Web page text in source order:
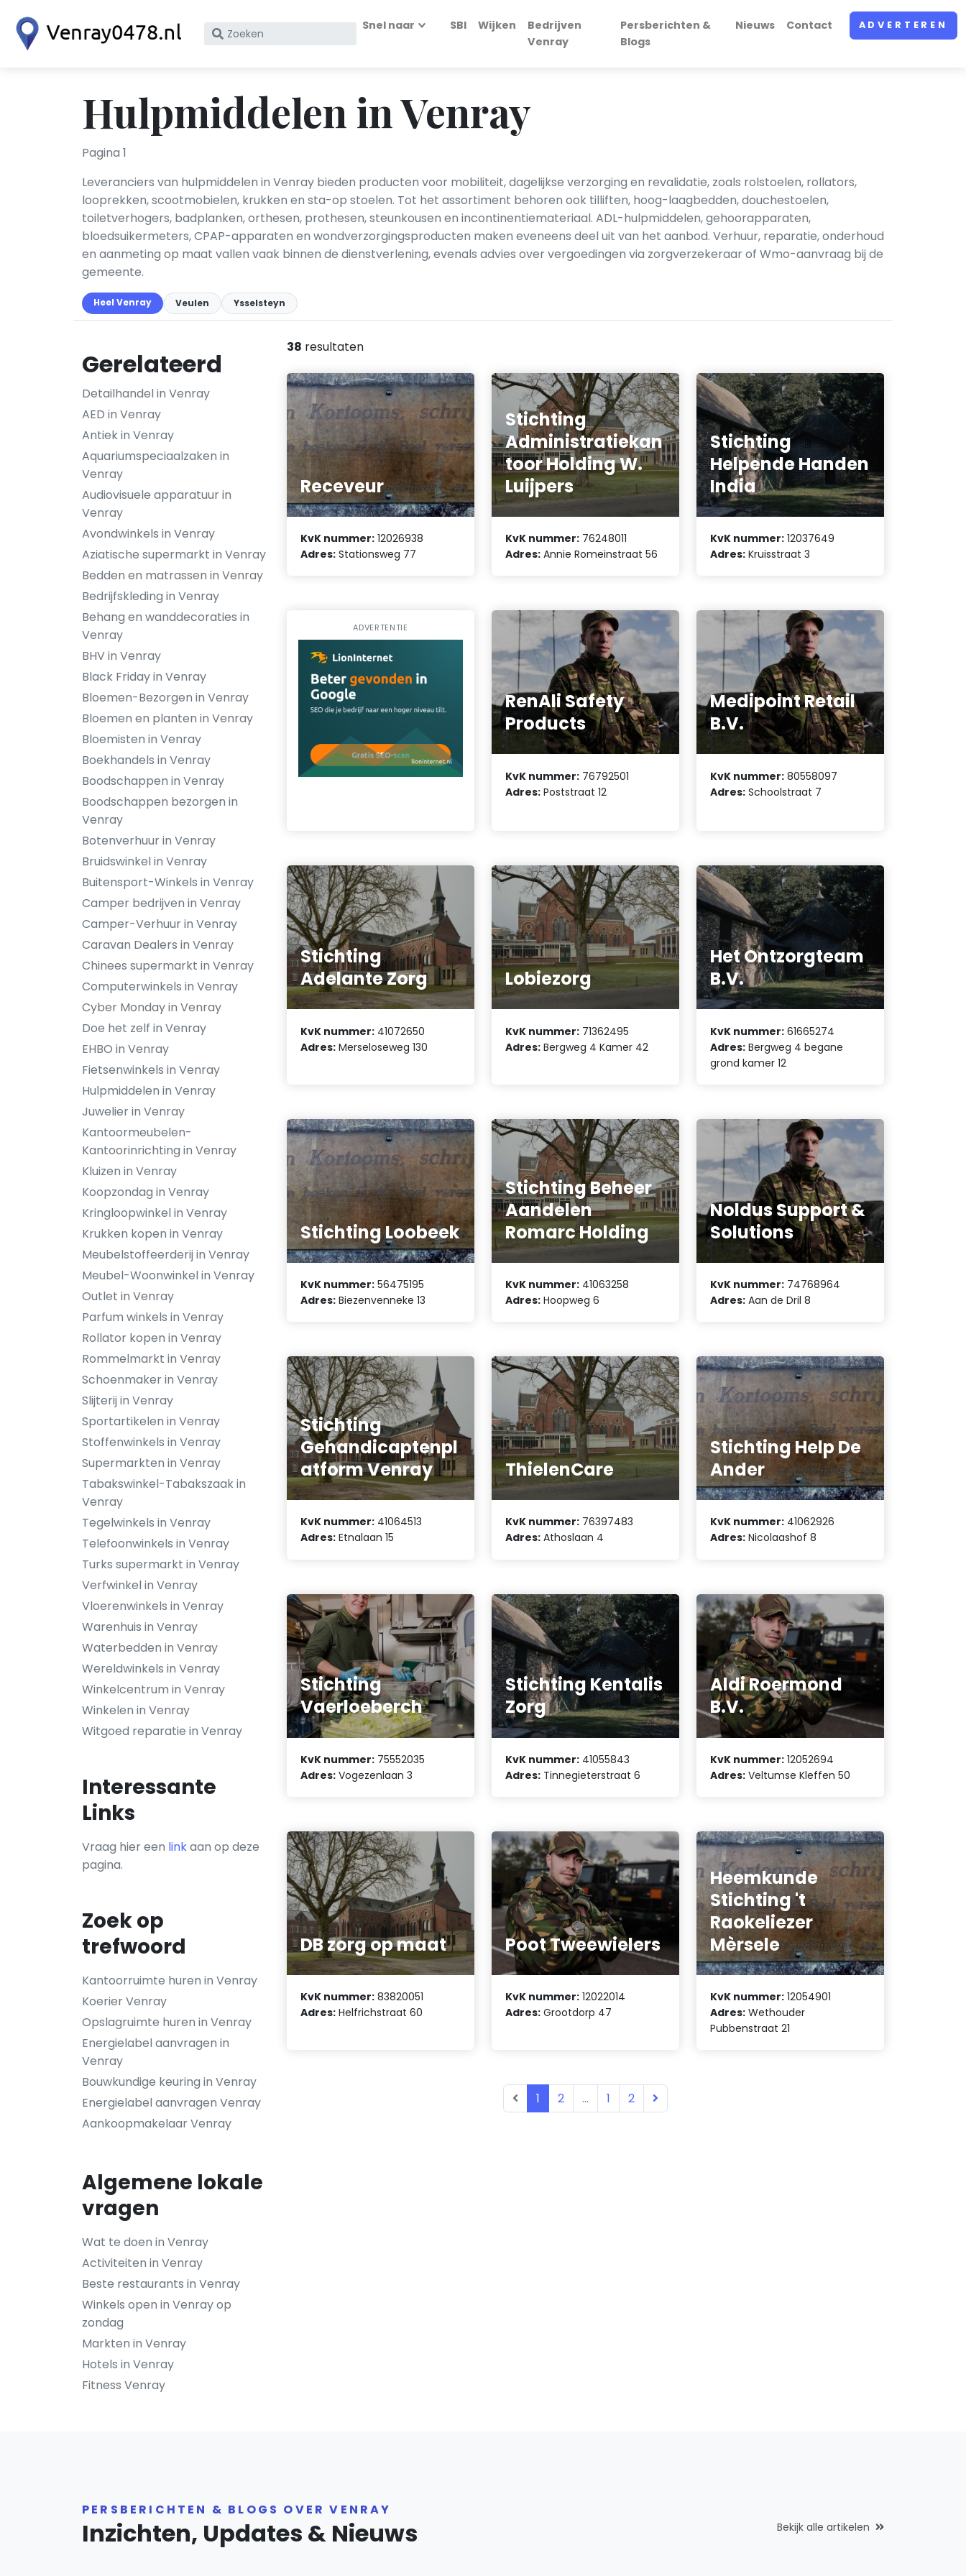
Zoek
KvK
nummer
Snel naar SBI Wijken
Bedrijven
Venray
Persberichten &
Blogs
Nieuws Contact ADVERTEREN
Hulpmiddelen in Venray
Pagina 1
Leveranciers van hulpmiddelen in Venray bieden producten voor mobiliteit, dagelijkse verzorging en revalidatie, zoals rolstoelen, rollators,
looprekken, scootmobielen, krukken en sta-op stoelen. Tot het assortiment behoren ook tilliften, hoog-laagbedden, douchestoelen,
toiletverhogers, badplanken, orthesen, prothesen, steunkousen en incontinentiemateriaal. ADL-hulpmiddelen, gehoorapparaten,
bloedsuikermeters, CPAP-apparaten en wondverzorgingsproducten maken eveneens deel uit van het aanbod. Verhuur, reparatie, onderhoud
en aanmeting op maat vallen vaak binnen de dienstverlening, evenals advies over vergoedingen via zorgverzekeraar of Wmo-aanvraag bij de
gemeente.
Heel Venray Veulen Ysselsteyn
Gerelateerd
Detailhandel in Venray
AED in Venray
Antiek in Venray
Aquariumspeciaalzaken in
Venray
Audiovisuele apparatuur in
Venray
Avondwinkels in Venray
Aziatische supermarkt in Venray
Bedden en matrassen in Venray
Bedrijfskleding in Venray
Behang en wanddecoraties in
Venray
BHV in Venray
Black Friday in Venray
Bloemen-Bezorgen in Venray
Bloemen en planten in Venray
Bloemisten in Venray
Boekhandels in Venray
Boodschappen in Venray
Boodschappen bezorgen in
Venray
Botenverhuur in Venray
Bruidswinkel in Venray
Buitensport-Winkels in Venray
Camper bedrijven in Venray
Camper-Verhuur in Venray
Caravan Dealers in Venray
Chinees supermarkt in Venray
Computerwinkels in Venray
Cyber Monday in Venray
Doe het zelf in Venray
EHBO in Venray
Fietsenwinkels in Venray
Hulpmiddelen in Venray
Juwelier in Venray
Kantoormeubelen-
Kantoorinrichting in Venray
Kluizen in Venray
Koopzondag in Venray
Kringloopwinkel in Venray
Krukken kopen in Venray
Meubelstoffeerderij in Venray
Meubel-Woonwinkel in Venray
Outlet in Venray
Parfum winkels in Venray
Rollator kopen in Venray
Rommelmarkt in Venray
Schoenmaker in Venray
Slijterij in Venray
Sportartikelen in Venray
Stoffenwinkels in Venray
Supermarkten in Venray
Tabakswinkel-Tabakszaak in
Venray
Tegelwinkels in Venray
Telefoonwinkels in Venray
Turks supermarkt in Venray
Verfwinkel in Venray
Vloerenwinkels in Venray
Warenhuis in Venray
Waterbedden in Venray
Wereldwinkels in Venray
Winkelcentrum in Venray
Winkelen in Venray
Witgoed reparatie in Venray
Interessante
Links
Vraag hier een linkaan op deze
pagina.
Zoek op
trefwoord
Kantoorruimte huren in Venray
Koerier Venray
Opslagruimte huren in Venray
Energielabel aanvragen in
Venray
Bouwkundige keuring in Venray
Energielabel aanvragen Venray
Aankoopmakelaar Venray
Algemene lokale
vragen
Wat te doen in Venray
Activiteiten in Venray
Beste restaurants in Venray
Winkels open in Venray op
zondag
Markten in Venray
Hotels in Venray
Fitness Venray
38 resultaten
Receveur
KvK nummer: 12026938
Adres: Stationsweg 77
Stichting
Administratiekan
toor Holding W.
Luijpers
KvK nummer: 76248011
Adres: Annie Romeinstraat 56
Stichting
Helpende Handen
India
KvK nummer: 12037649
Adres: Kruisstraat 3
ADVERTENTIE
RenAli Safety
Products
KvK nummer: 76792501
Adres: Poststraat 12
Medipoint Retail
B.V.
KvK nummer: 80558097
Adres: Schoolstraat 7
Stichting
Adelante Zorg
KvK nummer: 41072650
Adres: Merseloseweg 130
Lobiezorg
KvK nummer: 71362495
Adres: Bergweg 4 Kamer 42
Het Ontzorgteam
B.V.
KvK nummer: 61665274
Adres: Bergweg 4 begane
grond kamer 12
Stichting Loobeek
KvK nummer: 56475195
Adres: Biezenvenneke 13
Stichting Beheer
Aandelen
Romarc Holding
KvK nummer: 41063258
Adres: Hoopweg 6
Noldus Support &
Solutions
KvK nummer: 74768964
Adres: Aan de Dril 8
Stichting
Gehandicaptenpl
atform Venray
KvK nummer: 41064513
Adres: Etnalaan 15
ThielenCare
KvK nummer: 76397483
Adres: Athoslaan 4
Stichting Help De
Ander
KvK nummer: 41062926
Adres: Nicolaashof 8
Stichting
Vaerloeberch
KvK nummer: 75552035
Adres: Vogezenlaan 3
Stichting Kentalis
Zorg
KvK nummer: 41055843
Adres: Tinnegieterstraat 6
Aldi Roermond
B.V.
KvK nummer: 12052694
Adres: Veltumse Kleffen 50
DB zorg op maat
KvK nummer: 83820051
Adres: Helfrichstraat 60
Poot Tweewielers
KvK nummer: 12022014
Adres: Grootdorp 47
Heemkunde
Stichting 't
Raokeliezer
Mèrsele
KvK nummer: 12054901
Adres: Wethouder
Pubbenstraat 21
1 2 ... 1 2
PERSBERICHTEN & BLOGS OVER VENRAY
Inzichten, Updates & Nieuws Bekijk alle artikelen